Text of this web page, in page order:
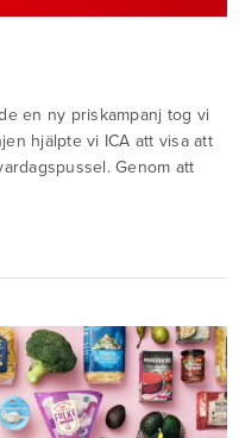
en ny priskampanj tog vi
hjälpte vi ICA att visa att
Genom att